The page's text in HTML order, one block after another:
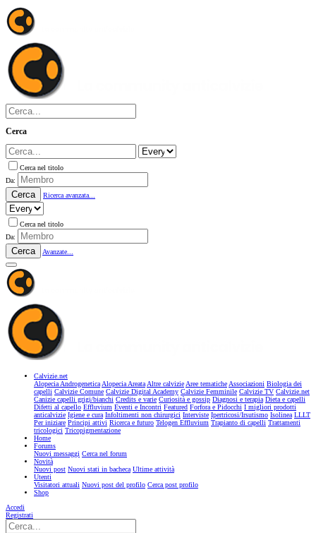
Cerca
Cerca nel titolo
Da:
Cerca Ricerca avanzata...
Cerca nel titolo
Da:
Cerca Avanzate...
Calvizie.net
Alopecia AndrogeneticaAlopecia AreataAltre calvizieAree tematicheAssociazioni Biologia dei
capelli Calvizie Comune Calvizie Digital Academy Calvizie Femminile Calvizie TV Calvizie.net
Canizie capelli grigi/bianchi Credits e varie Curiosità e gossip Diagnosi e terapia Dieta e capelli
Difetti al capello Effluvium Eventi e Incontri Featured Forfora e Pidocchi I migliori prodotti
anticalvizie Igiene e cura Infoltimenti non chirurgici Interviste Ipertricosi/Irsutismo Isolinea LLLT
Per iniziare Principi attivi Ricerca e futuro Telogen Effluvium Trapianto di capelli Trattamenti
tricologici Tricopigmentazione
Home
Forums
Nuovi messaggi Cerca nel forum
Novità
Nuovi post Nuovi stati in bacheca Ultime attività
Utenti
Visitatori attuali Nuovi post del profilo Cerca post profilo
Shop
Accedi
Registrati